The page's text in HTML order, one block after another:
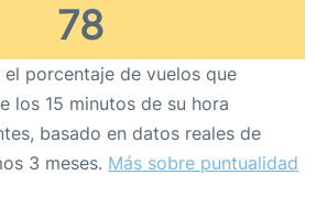
78
porcentaje de vuelos que
los 15 minutos de su hora
basado en datos reales de
3 meses. Más sobre puntualidad